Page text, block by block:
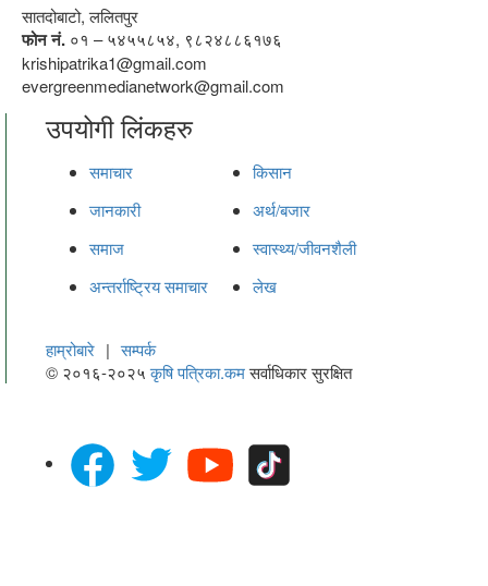
सातदोबाटो, ललितपुर
फोन नं. ०१ – ५४५५८५४, ९८२४८८६१७६
krishipatrika1@gmail.com
evergreenmedianetwork@gmail.com
उपयोगी लिंकहरु
समाचार
किसान
जानकारी
अर्थ/बजार
समाज
स्वास्थ्य/जीवनशैली
अन्तर्राष्ट्रिय समाचार
लेख
हाम्रोबारे | सम्पर्क
© २०१६-२०२५कृषि पत्रिका.कमसर्वाधिकार सुरक्षित